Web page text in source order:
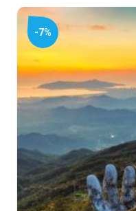
-7%